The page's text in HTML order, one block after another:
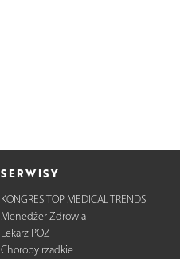
SERWISY
KONGRES TOP MEDICAL TRENDS
Menedżer Zdrowia
Lekarz POZ
Choroby rzadkie